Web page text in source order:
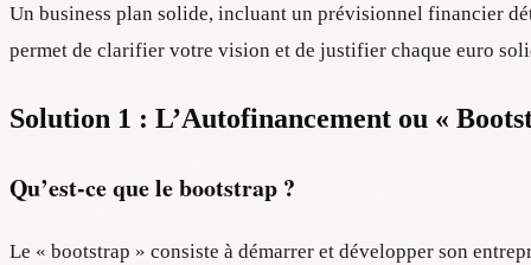
Un business plan solide, incluant un prévisionnel financier
permet de clarifier votre vision et de justifier chaque euro
Solution 1 : L’Autofinancement ou «
Qu’est-ce que le bootstrap ?
Le « bootstrap » consiste à démarrer et développer son